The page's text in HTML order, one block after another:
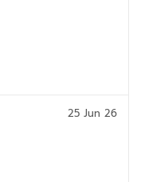
25 Jun 26